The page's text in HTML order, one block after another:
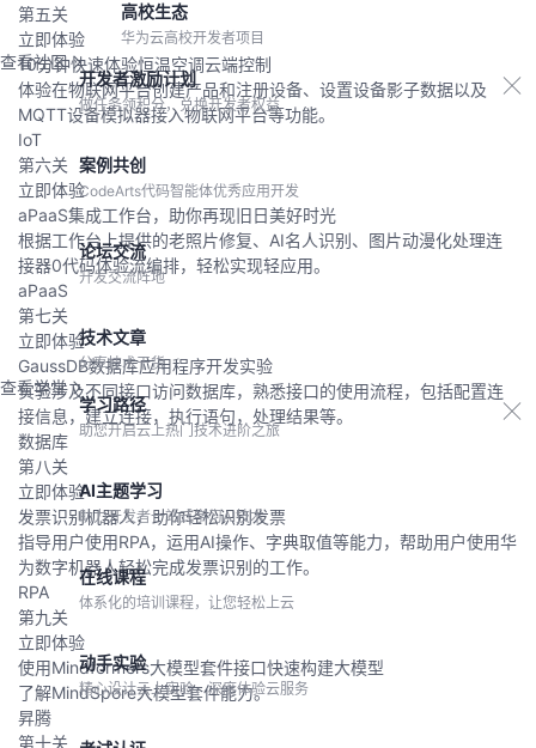
高校生态
华为云高校开发者项目
查看社区
开发者激励计划
做任务领积分，兑换开发者权益
案例共创
CodeArts代码智能体优秀应用开发
论坛交流
开发交流阵地
技术文章
分享技术干货
查看学堂
学习路径
助您开启云上热门技术进阶之旅
AI主题学习
助力开发者一站式学习AI技术
在线课程
体系化的培训课程，让您轻松上云
动手实验
精心设计云上实验，深度体验云服务
第五关
立即体验
10分钟快速体验恒温空调云端控制
体验在物联网平台创建产品和注册设备、设置设备影子数据以及
MQTT设备模拟器接入物联网平台等功能。
IoT
第六关
立即体验
aPaaS集成工作台，助你再现旧日美好时光
根据工作台上提供的老照片修复、AI名人识别、图片动漫化处理连
接器0代码体验流编排，轻松实现轻应用。
aPaaS
第七关
立即体验
GaussDB数据库应用程序开发实验
实验涉及不同接口访问数据库，熟悉接口的使用流程，包括配置连
接信息，建立连接，执行语句，处理结果等。
数据库
第八关
立即体验
发票识别机器人，助你轻松识别发票
指导用户使用RPA，运用AI操作、字典取值等能力，帮助用户使用华
为数字机器人轻松完成发票识别的工作。
RPA
第九关
立即体验
使用Mindformers大模型套件接口快速构建大模型
了解MindSpore大模型套件能力。
昇腾
第十关